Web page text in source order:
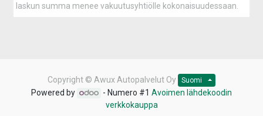
laskun summa menee vakuutusyhtiölle kokonaisuudessaan.
Copyright © Awux Autopalvelut Oy Suomi
Powered by - Numero #1 Avoimen lähdekoodin
verkkokauppa